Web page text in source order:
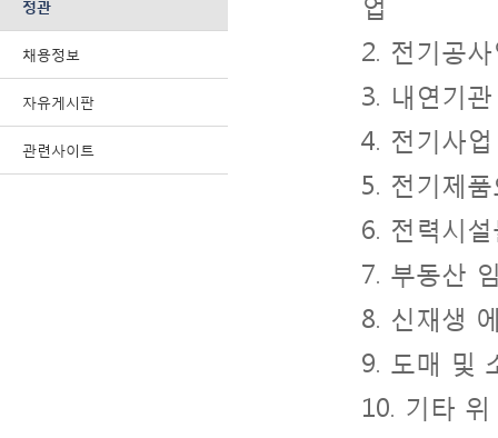
정관
채용정보
자유게시판
관련사이트
2. 전기공
3. 내연기
4. 전기사
5. 전기제
6. 전력시
7. 부동산
8. 신재생
9. 도매 및
10. 기타